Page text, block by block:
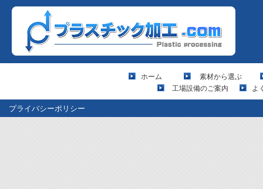
ホーム
素材から選ぶ
工場設備のご案内
よ
プライバシーポリシー